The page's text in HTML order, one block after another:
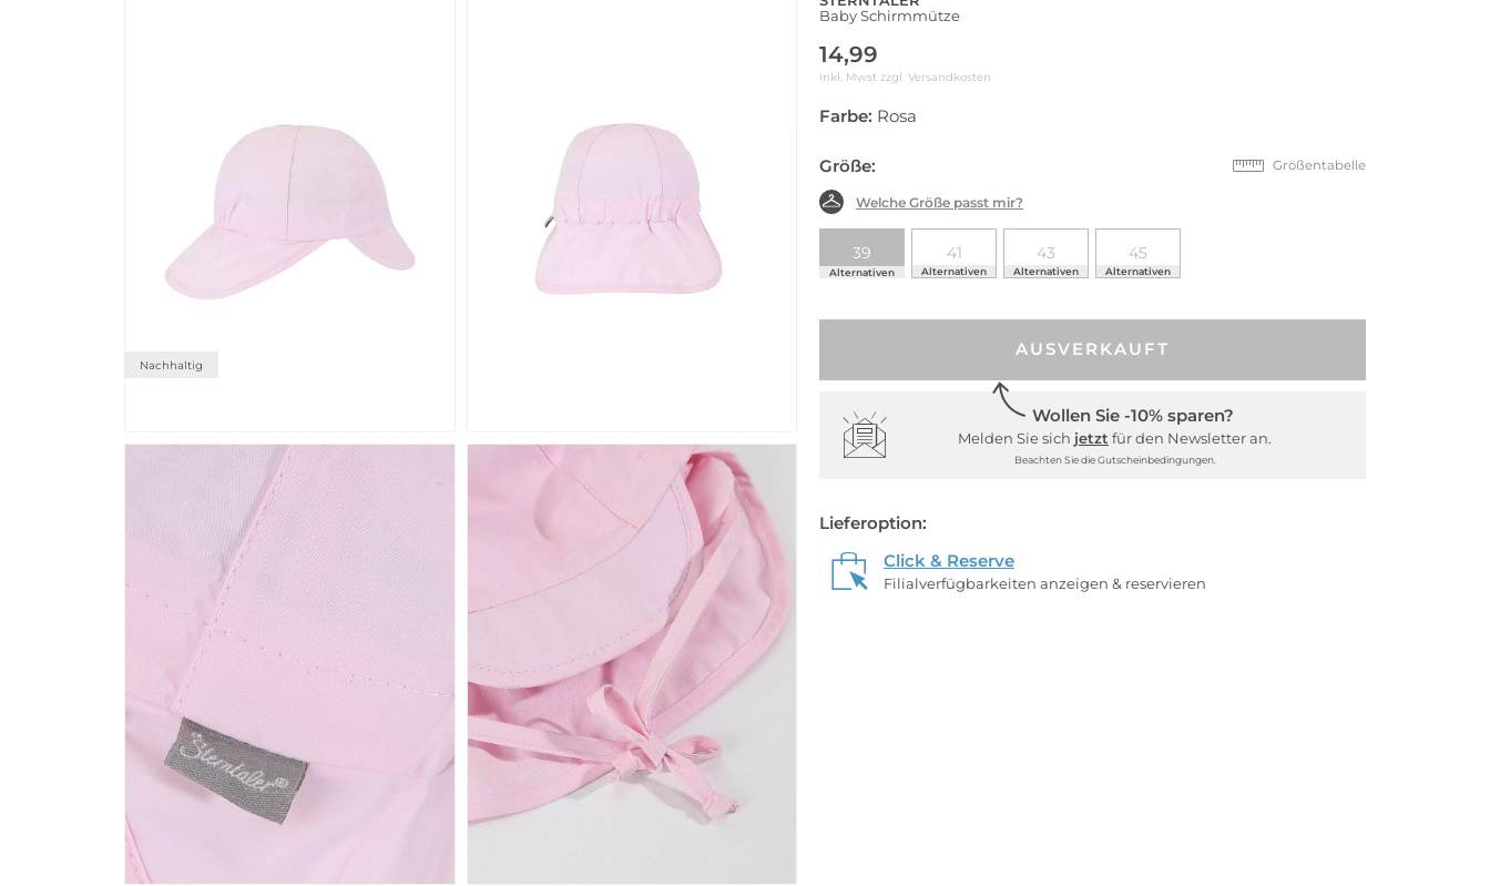
Nachhaltig
Baby Schirmmütze
14,99
inkl. Mwst zzgl. Versandkosten
Farbe: Rosa
Größe: Größentabelle
Welche Größe passt mir?
39
Alternativen
41
Alternativen
43
Alternativen
45
Alternativen
AUSVERKAUFT
Wollen Sie -10% sparen?
Melden Sie sich jetzt für den Newsletter an.
Beachten Sie die Gutscheinbedingungen.
Lieferoption:
Click & Reserve
Filialverfügbarkeiten anzeigen & reservieren